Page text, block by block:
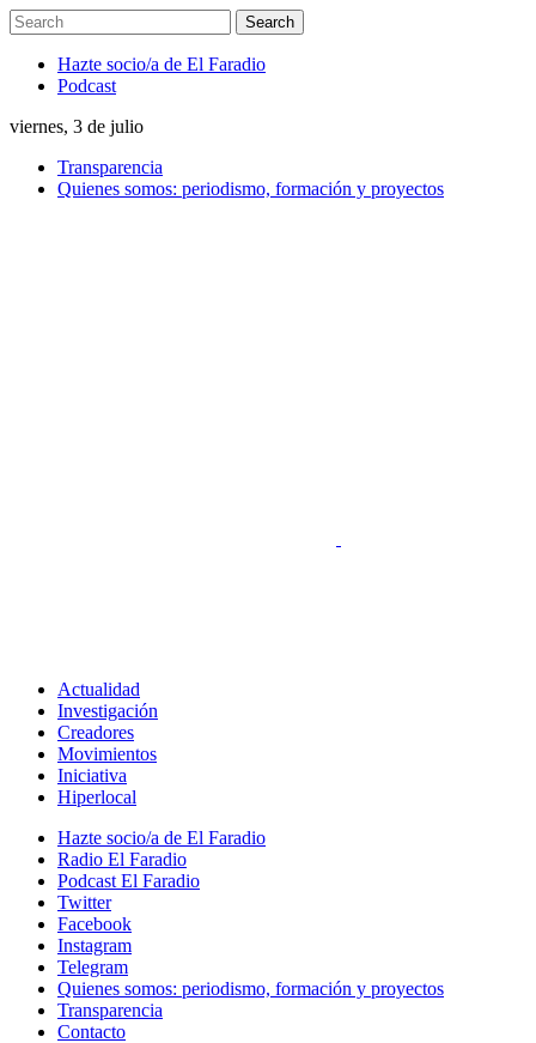
Hazte socio/a de El Faradio
Podcast
viernes, 3 de julio
Transparencia
Quienes somos: periodismo, formación y proyectos
Actualidad
Investigación
Creadores
Movimientos
Iniciativa
Hiperlocal
Hazte socio/a de El Faradio
Radio El Faradio
Podcast El Faradio
Twitter
Facebook
Instagram
Telegram
Quienes somos: periodismo, formación y proyectos
Transparencia
Contacto